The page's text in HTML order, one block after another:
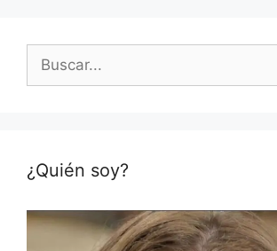
Buscar:
¿Quién soy?